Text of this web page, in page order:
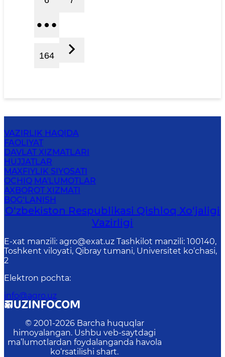
164
VAZIRLIK HAQIDA
FAOLIYAT
DAVLAT XIZMATLARI
HUJJATLAR
MAXFIYLIK SIYOSATI
OCHIQ MA'LUMOTLAR
AXBOROT XIZMATI
BOG‘LANISH
O‘zbekiston Respublikasi Qishloq Хo‘jаligi
Vаzirligi
E-xat manzili: agro@exat.uz Tashkilot manzili: 100140,
Toshkent viloyati, Qibray tumani, Universitet ko‘chasi,
2
Elektron pochta:
info@agro.uz
© 2001-2026 Barcha huquqlar
himoyalangan. Ushbu veb-saytdagi
ma’lumotlardan foydalanganda havola
ko‘rsatilishi shart.